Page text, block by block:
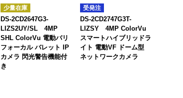
少量在庫
DS-2CD2647G3-
LIZS2UY/SL 4MP
SHL ColorVu 電動バリ
フォーカル バレット IP
カメラ 閃光警告機能付
き
受発注
DS-2CD2747G3T-
LIZSY 4MP ColorVu
スマートハイブリッドラ
イト 電動VF ドーム型
ネットワークカメラ